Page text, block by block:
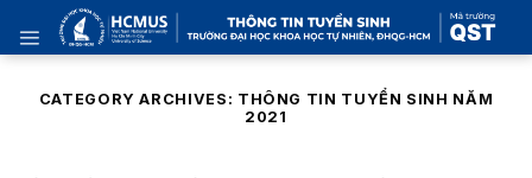
content
CATEGORY ARCHIVES: THÔNG TIN TUYỂN SINH NĂM
2021